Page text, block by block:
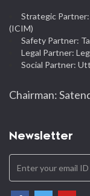
Strategic
(ICIM)
Safety Partner:
Legal Partner:
Social Partner:
Chairman:
Newsletter